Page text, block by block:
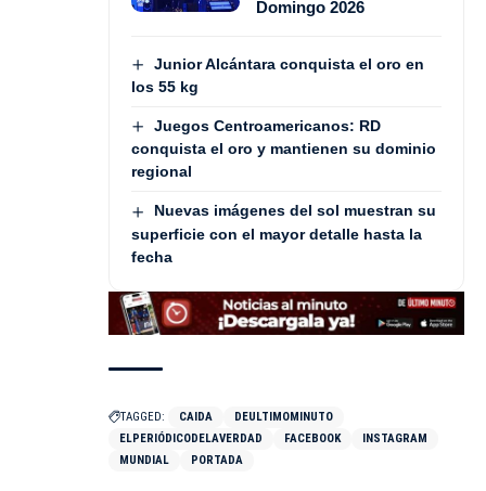
Domingo 2026
Junior Alcántara conquista el oro en
los 55 kg
Juegos Centroamericanos: RD
conquista el oro y mantienen su dominio
regional
Nuevas imágenes del sol muestran su
superficie con el mayor detalle hasta la
fecha
TAGGED: CAIDA
DEULTIMOMINUTO
ELPERIÓDICODELAVERDAD
FACEBOOK
INSTAGRAM
MUNDIAL
PORTADA